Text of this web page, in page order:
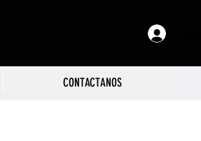
CONTACTANOS